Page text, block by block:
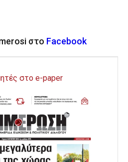
στο Facebook
στο e-paper